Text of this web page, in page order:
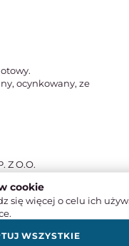
ocynkowany, ze
Z O.O.
cookie
się więcej o celu ich
WSZYSTKIE